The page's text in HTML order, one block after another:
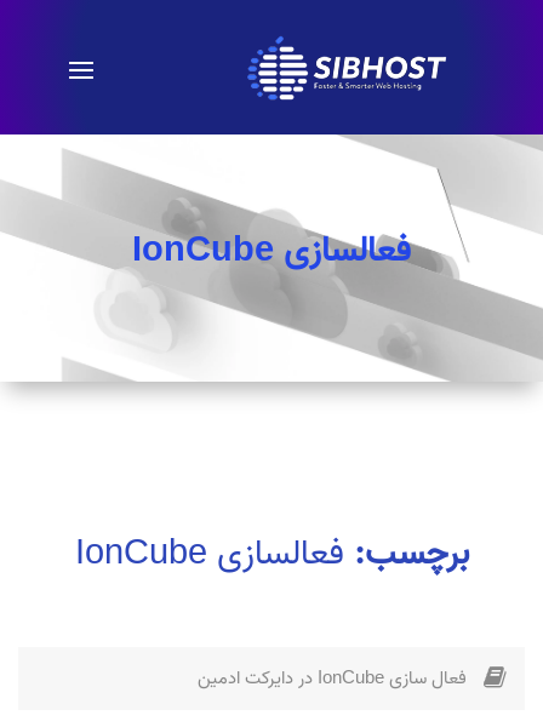
فعالسازی IonCube
برچسب: فعالسازی IonCube
فعال سازی IonCube در دایرکت ادمین